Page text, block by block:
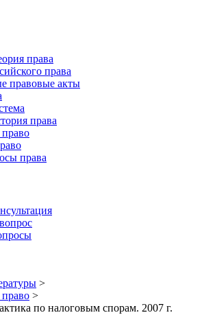
права
права
правовые акты
права
права
>
>
по налоговым спорам. 2007 г.